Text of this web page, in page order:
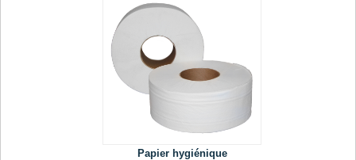
Papier hygiénique